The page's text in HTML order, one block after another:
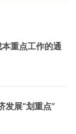
重点工作的通
发展“划重点”